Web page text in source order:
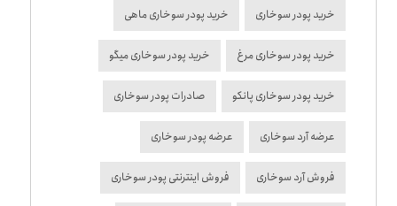
خرید پودر سوخاری خرید پودر سوخاری ماهی
خرید پودر سوخاری مرغ خرید پودر سوخاری میگو
خرید پودر سوخاری پانکو صادرات پودر سوخاری
عرضه آرد سوخاری عرضه پودر سوخاری
فروش آرد سوخاری فروش اینترنتی پودر سوخاری